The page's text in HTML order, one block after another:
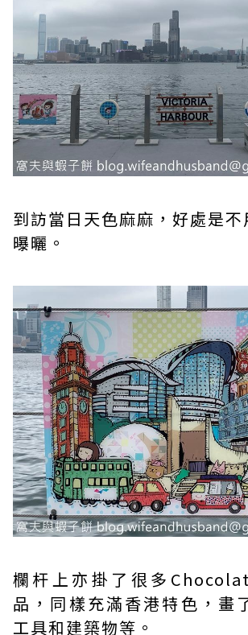
到訪當日天色麻麻，好處是
曝曬。
欄杆上亦掛了很多
品，同樣充滿香港特色，畫
工具和建築物等。